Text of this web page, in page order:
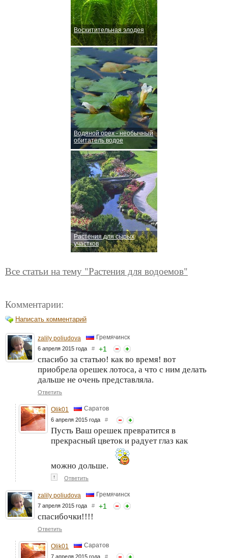
Восхитительная элодея
Водяной орех - необычный
обитатель водое
Растения для сырых
участков
Все статьи на тему "Растения для водоемов"
Комментарии:
Написать комментарий
zalily poliudova Гремячинск
6 апреля 2015 года # +1
спасибо за статью! как во время! вот
приобрела орешек лотоса, а что с ним делать
дальше не очень представляла.
Ответить
Olik01 Саратов
6 апреля 2015 года #
Пусть Ваш орешек превратится в
прекрасный цветок и радует глаз как
можно дольше.
↑ Ответить
zalily poliudova Гремячинск
7 апреля 2015 года # +1
спасибочки!!!!
Ответить
Olik01 Саратов
7 апреля 2015 года #